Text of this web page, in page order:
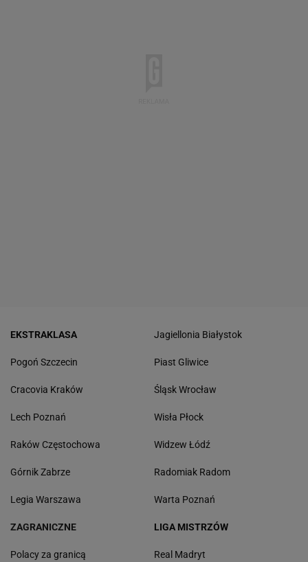
EKSTRAKLASA
Pogoń Szczecin
Cracovia Kraków
Lech Poznań
Raków Częstochowa
Górnik Zabrze
Legia Warszawa
Jagiellonia Białystok
Piast Gliwice
Śląsk Wrocław
Wisła Płock
Widzew Łódź
Radomiak Radom
Warta Poznań
ZAGRANICZNE
Polacy za granicą
LIGA MISTRZÓW
Real Madryt